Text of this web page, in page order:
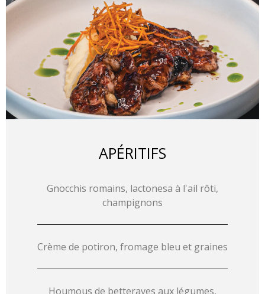
APÉRITIFS
Gnocchis romains, lactonesa à l'ail rôti,
champignons
Crème de potiron, fromage bleu et graines
Houmous de betteraves aux légumes,